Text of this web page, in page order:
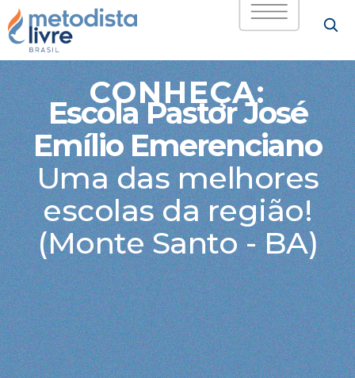
CONHEÇA:
Escola Pastor José
Emílio Emerenciano
Uma das melhores
escolas da região!
(Monte Santo - BA)